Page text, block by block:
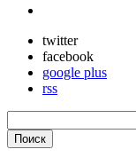
twitter
facebook
google plus
rss